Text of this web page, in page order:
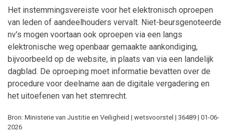
Het instemmingsvereiste voor het elektronisch oproepen
van leden of aandeelhouders vervalt. Niet-beursgenoteerde
nv's mogen voortaan ook oproepen via een langs
elektronische weg openbaar gemaakte aankondiging,
bijvoorbeeld op de website, in plaats van via een landelijk
dagblad. De oproeping moet informatie bevatten over de
procedure voor deelname aan de digitale vergadering en
het uitoefenen van het stemrecht.
Bron: Ministerie van Justitie en Veiligheid | wetsvoorstel | 36489 | 01-06-
2026